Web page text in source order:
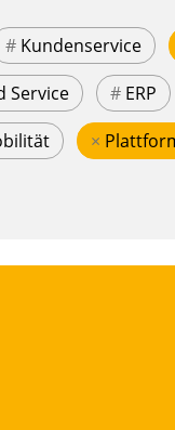
# Kundenservice
Service # ERP
×